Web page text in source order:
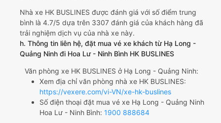
Nhà xe HK BUSLINES được đánh giá với số điểm trung
bình là 4.7/5 dựa trên 3307 đánh giá của khách hàng đã
trải nghiệm dịch vụ của nhà xe này.
h. Thông tin liên hệ, đặt mua vé xe khách từ Hạ Long -
Quảng Ninh đi Hoa Lư - Ninh Bình HK BUSLINES
Văn phòng xe HK BUSLINES ở Hạ Long - Quảng Ninh:
Xem địa chỉ văn phòng nhà xe HK BUSLINES:
https://vexere.com/vi-VN/xe-hk-buslines
Số điện thoại đặt mua vé xe Hạ Long - Quảng Ninh
Hoa Lư - Ninh Bình: 1900 888684